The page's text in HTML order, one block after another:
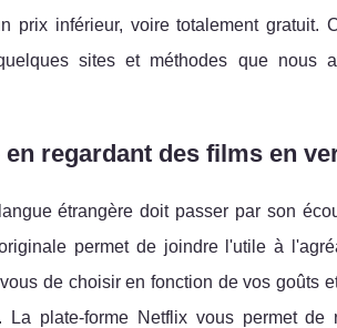
prix inférieur, voire totalement gratuit.
sites et méthodes que nous
regardant des films en
étrangère doit passer par son
permet de joindre l'utile à
de choisir en fonction de vos goûts
La plate-forme Netflix vous permet